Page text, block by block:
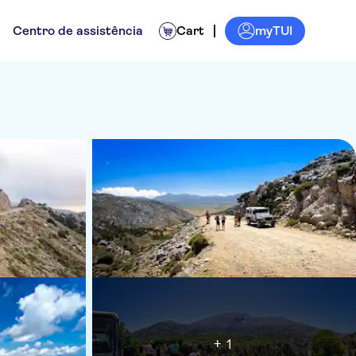
Centro de assistência Cart myTUI
+ 1